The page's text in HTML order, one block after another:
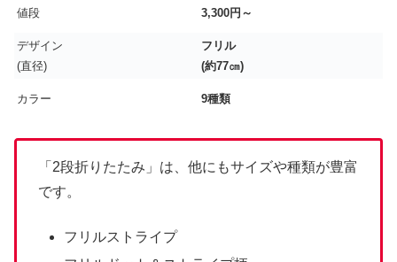
値段 3,300円～
デザイン
(直径)
フリル
(約77㎝)
カラー 9種類
「2段折りたたみ」は、他にもサイズや種類が豊富
です。
フリルストライプ